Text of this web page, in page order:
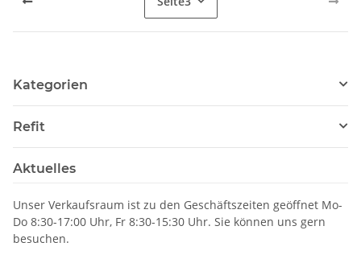
Kategorien
Refit
Aktuelles
Unser Verkaufsraum ist zu den Geschäftszeiten geöffnet Mo-
Do 8:30-17:00 Uhr, Fr 8:30-15:30 Uhr. Sie können uns gern
besuchen.